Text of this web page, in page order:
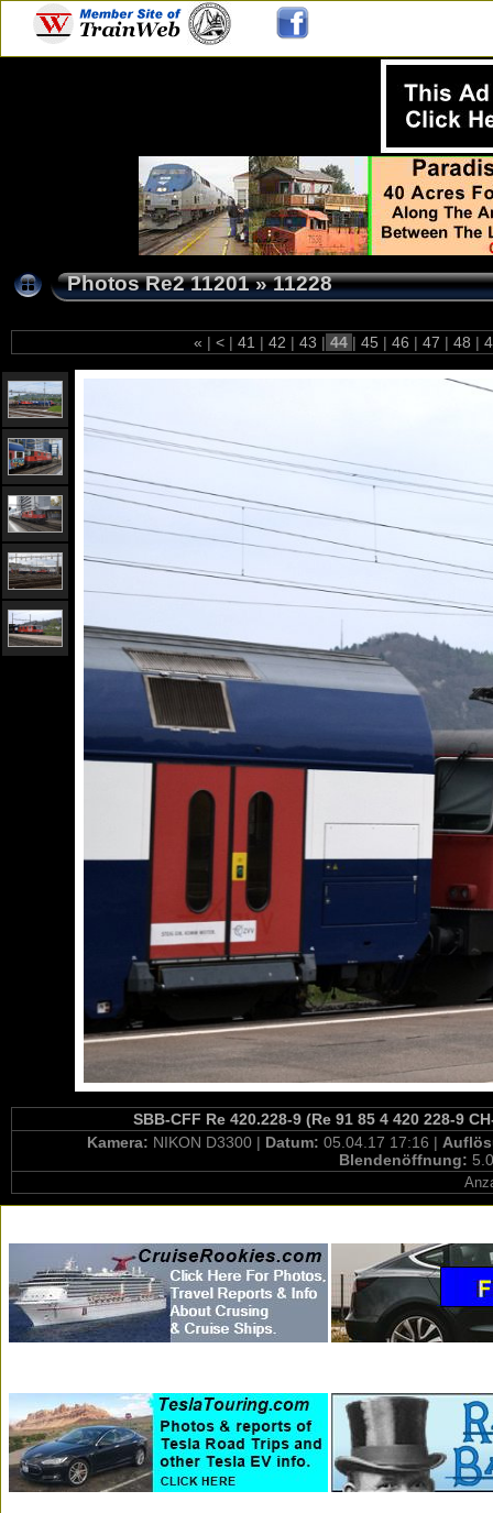
Photos Re2 11201»11228
« | < | 41 | 42 | 43 | 44 | 45 | 46 | 47 | 48 |
SBB-CFF Re 420.228-9 (Re 91 85 4 420 228-9
Kamera: NIKON D3300 | Datum: 05.04.17 17:16 |
Blendenöffnung: